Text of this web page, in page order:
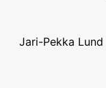
Jari-Pekka